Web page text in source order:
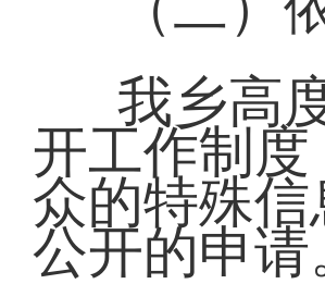
我乡高
开工作制
众的特殊
公开的申请